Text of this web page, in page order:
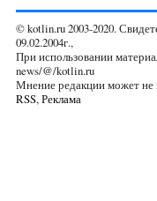
© kotlin.ru 2003-2020.
09.02.2004г.,
При использовании
news/@/kotlin.ru
Мнение редакции может не
RSS,Реклама